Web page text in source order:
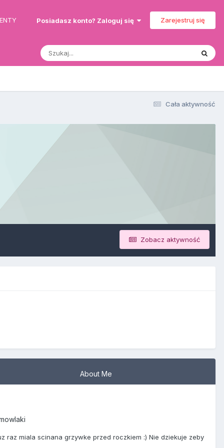
Posiadasz konto? Zaloguj się Zarejestruj się
Cała aktywność
Zobacz aktywność
About Me
raz miala scinana grzywke przed roczkiem :) Nie dziekuje zeby